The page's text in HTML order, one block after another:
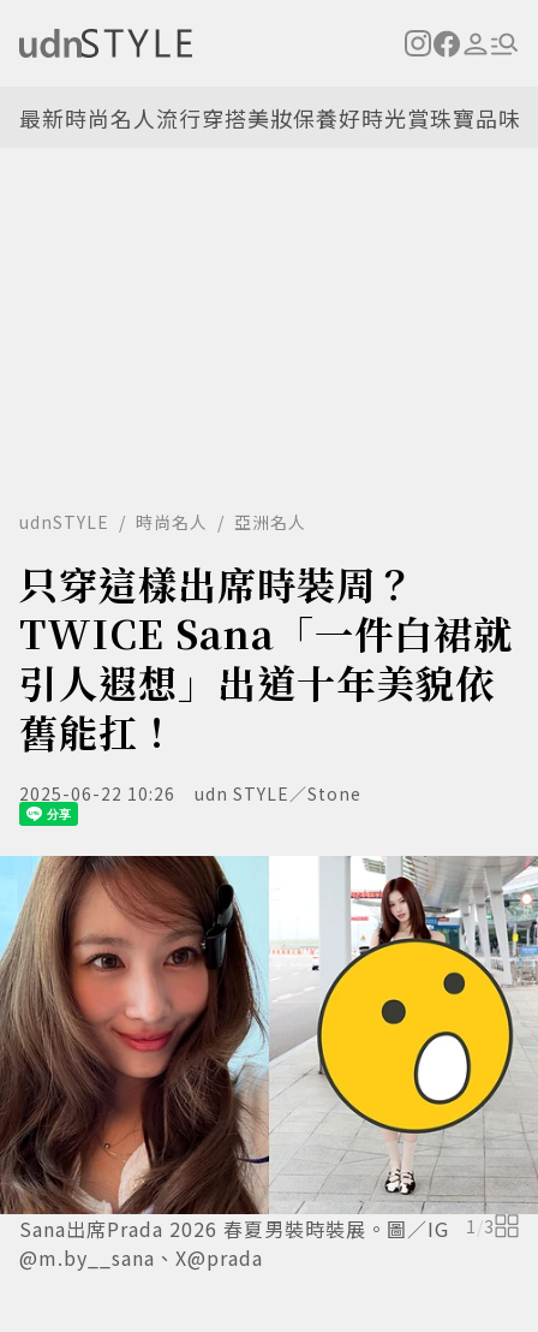
最新時尚名人流行穿搭美妝保養好時光賞珠寶品味
udnSTYLE 時尚名人 亞洲名人
只穿這樣出席時裝周？
TWICE Sana「一件白裙就
引人遐想」出道十年美貌依
舊能扛！
2025-06-22 10:26 udn STYLE／Stone
Sana出席Prada 2026 春夏男裝時裝展。圖／IG
@m.by__sana、X@prada
1/3